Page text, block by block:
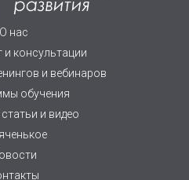
О нас
и консультации
и вебинаров
обучения
и видео